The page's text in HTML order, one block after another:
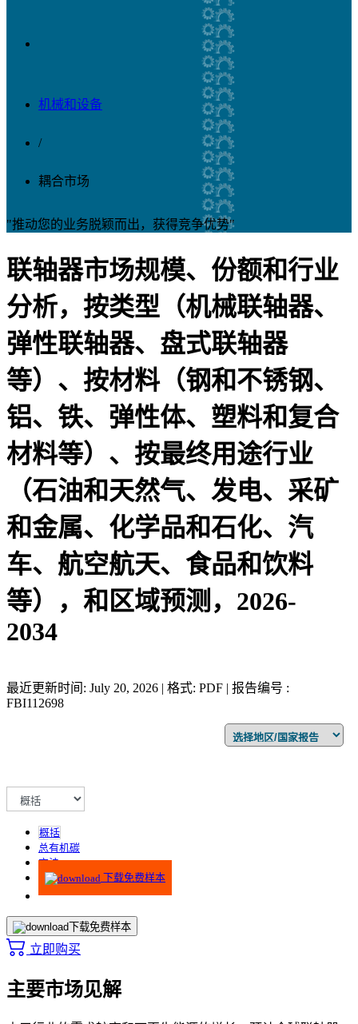
机械和设备
/
耦合市场
"推动您的业务脱颖而出，获得竞争优势"
联轴器市场规模、份额和行业
分析，按类型（机械联轴器、
弹性联轴器、盘式联轴器
等）、按材料（钢和不锈钢、
铝、铁、弹性体、塑料和复合
材料等）、按最终用途行业
（石油和天然气、发电、采矿
和金属、化学品和石化、汽
车、航空航天、食品和饮料
等），和区域预测，2026-
2034
最近更新时间: July 20, 2026 | 格式: PDF | 报告编号 :
FBI112698
概括
总有机碳
方法
下载免费样本
下载免费样本
立即购买
主要市场见解